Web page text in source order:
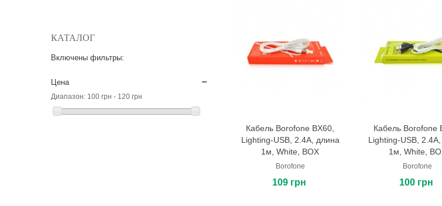
КАТАЛОГ
Включены фильтры:
Цена
Диапазон: 100 грн - 120 грн
В корзину
Кабель Borofone BX60,
Lighting-USB, 2.4A, длина
1м, White, BOX
Borofone
109 грн
В корзину
Кабель Borofone
Lighting-USB,
1м, White,
Borofone
100 грн